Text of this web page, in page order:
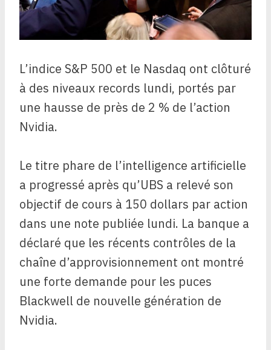
L’indice S&P 500 et le Nasdaq ont clôturé
à des niveaux records lundi, portés par
une hausse de près de 2 % de l’action
Nvidia.
Le titre phare de l’intelligence artificielle
a progressé après qu’UBS a relevé son
objectif de cours à 150 dollars par action
dans une note publiée lundi. La banque a
déclaré que les récents contrôles de la
chaîne d’approvisionnement ont montré
une forte demande pour les puces
Blackwell de nouvelle génération de
Nvidia.